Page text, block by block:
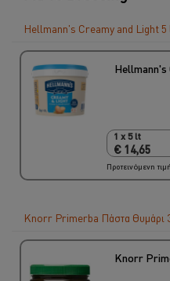
Hellmann's Creamy and Light
Hellmann's
1 x 5 lt
€ 14,65
1 x 5 lt
€ 14,65
Προτεινόμενη
Knorr Primerba Πάστα Θυμάρι
Knorr